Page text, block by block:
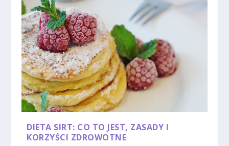
DIETA SIRT: CO TO JEST, ZASADY I
KORZYŚCI ZDROWOTNE